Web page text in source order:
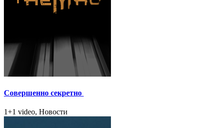
Совершенно секретно
1+1 video, Новости